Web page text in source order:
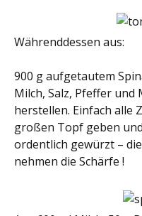
Währenddessen aus:
900 g aufgetautem
Milch, Salz, Pfeffer
herstellen. Einfach alle
großen Topf geben
ordentlich gewürzt –
nehmen die Schärfe !